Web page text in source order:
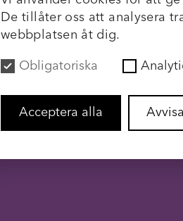
De tillåter oss att analysera
webbplatsen åt dig.
Obligatoriska
Acceptera alla